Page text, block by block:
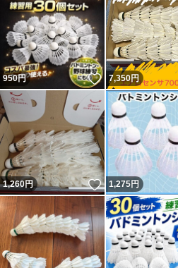
950円 いいね！
7,350円
1,260円 いいね！
1,275円